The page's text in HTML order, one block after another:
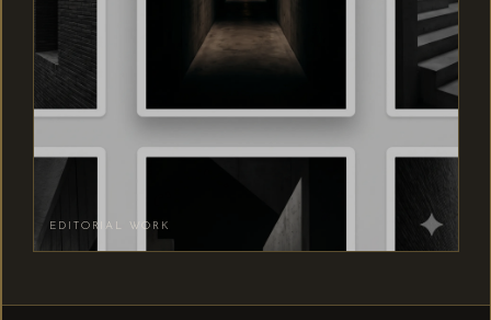
EDITORIAL WORK